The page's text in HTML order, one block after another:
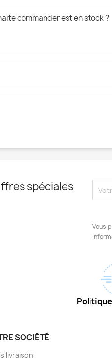
commander est en stock ?
spéciales
Vous
SOCIÉTÉ
livraison